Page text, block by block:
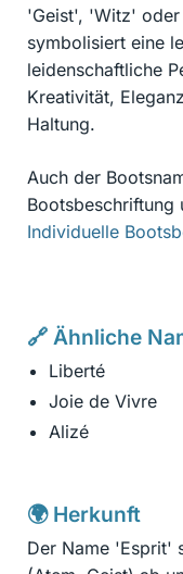
'Geist', 'Witz' oder
symbolisiert eine
leidenschaftliche
Kreativität,
Haltung.
Auch der
Bootsbeschriftung
Individuelle
🔗 Ähnliche
Liberté
Joie de Vivre
Alizé
🌍 Herkunft
Der Name 'Esprit'